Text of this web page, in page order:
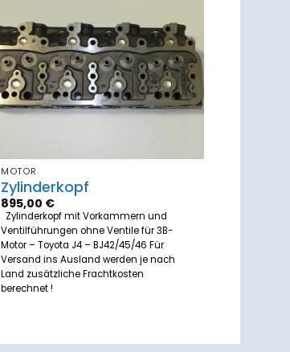
Zum
Merkzettel
hinzufügen
MOTOR
Zylinderkopf
895,00 €
Zylinderkopf mit Vorkammern und
Ventilführungen ohne Ventile für 3B-
Motor – Toyota J4 – BJ42/45/46 Für
Versand ins Ausland werden je nach
Land zusätzliche Frachtkosten
berechnet !